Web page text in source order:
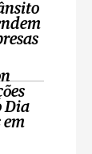
Dia
em